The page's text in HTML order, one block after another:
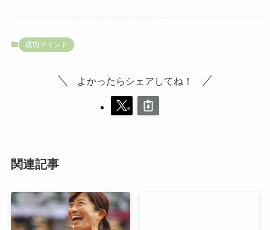
成功マインド
よかったらシェアしてね！
関連記事